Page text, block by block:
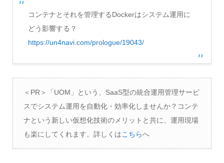
コンテナとそれを管理するDockerはシステム運用に
どう影響する？
https://un4navi.com/prologue/19043/
＜PR＞「UOM」という、SaaS型の統合運用管理サービ
スでシステム運用を自動化・効率化しませんか？コンテ
ナという新しい仮想化技術のメリットと共に、運用現場
も楽にしてくれます。詳しくはこちらへ